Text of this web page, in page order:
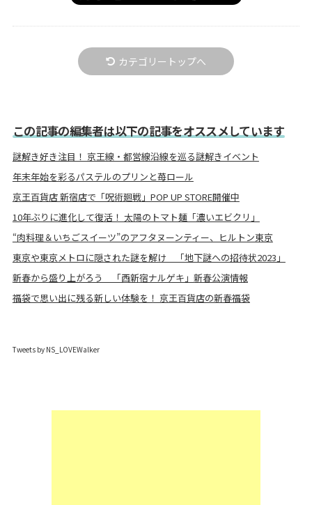
カテゴリートップへ
この記事の編集者は以下の記事をオススメしています
謎解き好き注目！ 京王線・都営線沿線を巡る謎解きイベント
年末年始を彩るパステルのプリンと苺ロール
京王百貨店 新宿店で「呪術廻戦」POP UP STORE開催中
10年ぶりに進化して復活！ 太陽のトマト麺「濃いエビクリ」
“肉料理＆いちごスイーツ”のアフタヌーンティー、ヒルトン東京
東京や東京メトロに隠された謎を解け 「地下謎への招待状2023」
新春から盛り上がろう 「西新宿ナルゲキ」新春公演情報
福袋で思い出に残る新しい体験を！ 京王百貨店の新春福袋
Tweets by NS_LOVEWalker